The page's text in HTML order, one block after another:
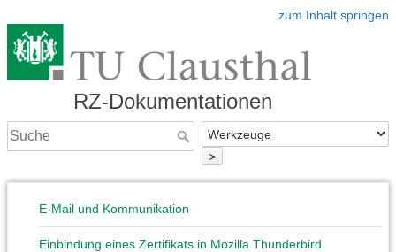
zum Inhalt springen
RZ-Dokumentationen
>
E-Mail und Kommunikation
Einbindung eines Zertifikats in Mozilla Thunderbird